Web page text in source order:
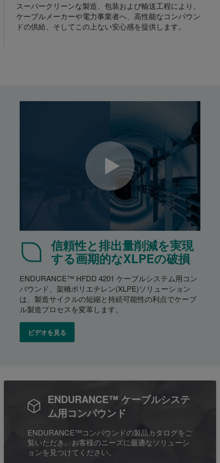
スーパークリーンな製造、包装および輸送工程により、
ケーブルメーカーや電力事業者へ、高性能なコンパウン
ドの供給、そしてこの上ない安心感を提供します。
信頼性と排出量削減を実現
する画期的なXLPEの破損
ENDURANCE™ HFDD 4201 ケーブルシステム用コン
パウンド、架橋ポリエチレン(XLPE)ソリューション
は、製造サイクルの短縮と持続可能性の利点でケーブ
ル製造プロセスを変革します。
ビデオを見る
ENDURANCE™ ケーブルシステ
ム用コンパウンド
ENDURANCE™コンパウンドの製品カタログをご
覧いただき、お客様のニーズに最適なソリューシ
ョンを見つけてください。